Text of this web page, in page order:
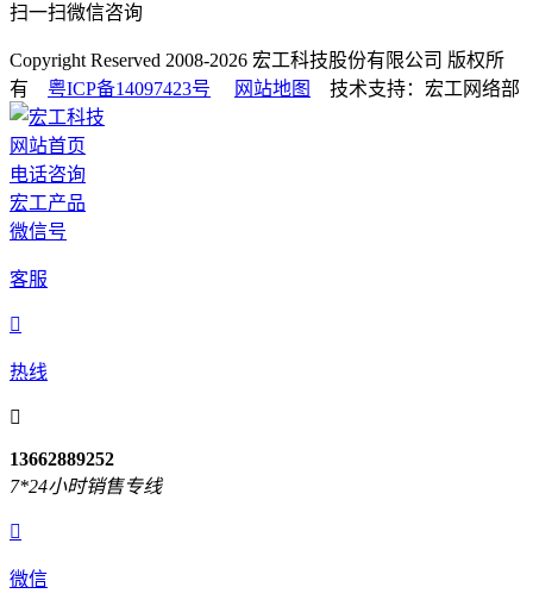
扫一扫微信咨询
Copyright Reserved 2008-2026 宏工科技股份有限公司 版权所
有 粤ICP备14097423号 网站地图 技术支持：宏工网络部
网站首页
电话咨询
宏工产品
微信号
客服

热线

13662889252
7*24小时销售专线

微信